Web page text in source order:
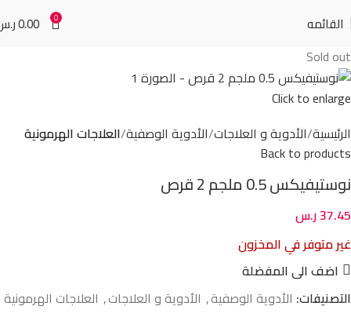
القائمه 0
0.00
Sold out
Click to enlarge
الرئيسية الأدوية و العلاجات الأدوية الوصفية العلاجات الهرمونية
Back to products
نوستيفيكس 0.5 ملجم 2 قرص
37.45ر.س
غير متوفر في المخزون
اضف الى المفضلة
التصنيفات: الأدوية الوصفية, الأدوية و العلاجات, العلاجات الهرمونية